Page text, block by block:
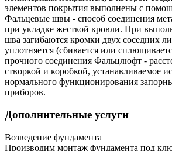
элементов покрытия выполнены с
Фальцевые швы - способ соединения
при укладке жесткой кровли. При
шва загибаются кромки двух соседних
уплотняется (сбивается или
прочного соединения Фальцлюфт -
створкой и коробкой, устанавливаемое
нормального функционирования
приборов.
Дополнительные услуги
Возведение фундамента
Производим монтаж фундамента под